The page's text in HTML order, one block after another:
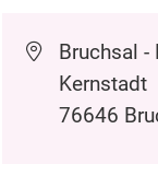
Bruchsal -
Kernstadt
76646